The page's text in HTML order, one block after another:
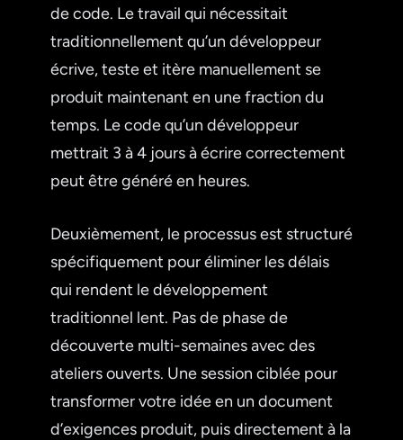
de code. Le travail qui nécessitait
traditionnellement qu’un développeur
écrive, teste et itère manuellement se
produit maintenant en une fraction du
temps. Le code qu’un développeur
mettrait 3 à 4 jours à écrire correctement
peut être généré en heures.
Deuxièmement, le processus est structuré
spécifiquement pour éliminer les délais
qui rendent le développement
traditionnel lent. Pas de phase de
découverte multi-semaines avec des
ateliers ouverts. Une session ciblée pour
transformer votre idée en un document
d’exigences produit, puis directement à la